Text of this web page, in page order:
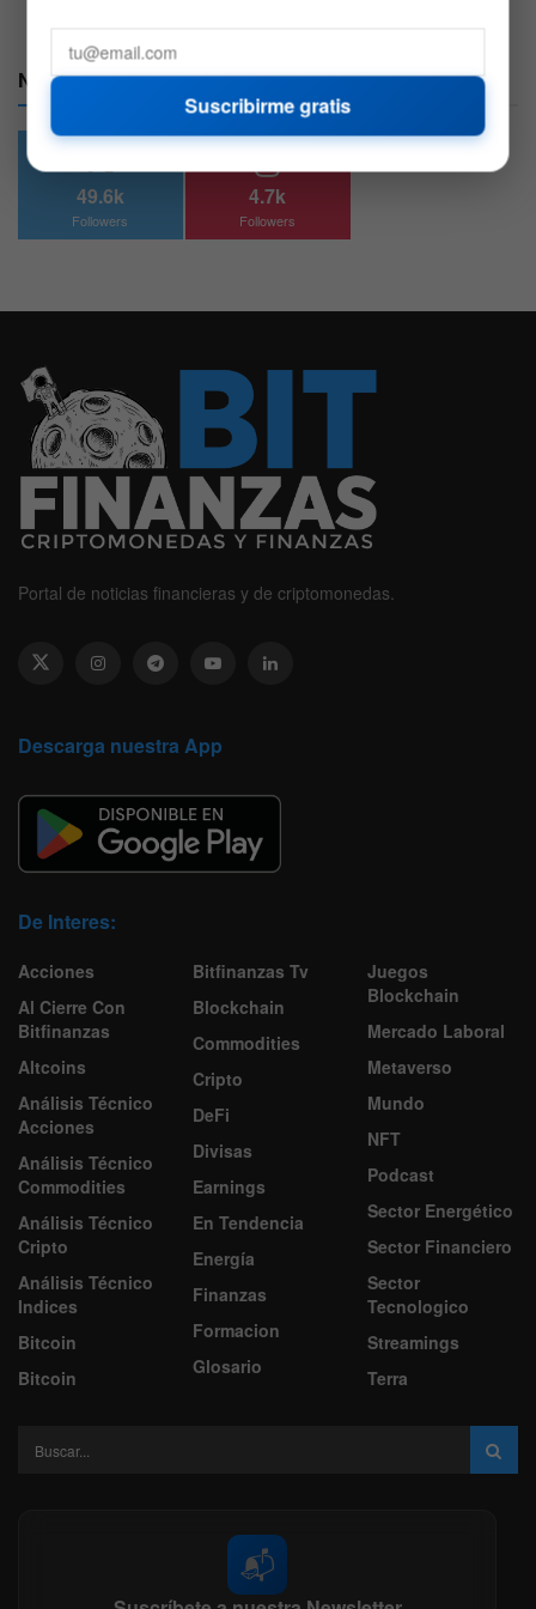
Nuestras Redes:
49.6k
Followers
4.7k
Followers
Portal de noticias financieras y de criptomonedas.
Descarga nuestra App
De Interes:
Acciones
Al Cierre Con
Bitfinanzas
Altcoins
Análisis Técnico
Acciones
Análisis Técnico
Commodities
Análisis Técnico
Cripto
Análisis Técnico
Indices
Bitcoin
Bitcoin
Bitfinanzas Tv
Blockchain
Commodities
Cripto
DeFi
Divisas
Earnings
En Tendencia
Energía
Finanzas
Formacion
Glosario
Juegos
Blockchain
Mercado Laboral
Metaverso
Mundo
NFT
Podcast
Sector Energético
Sector Financiero
Sector
Tecnologico
Streamings
Terra
📬
Suscribirme gratis